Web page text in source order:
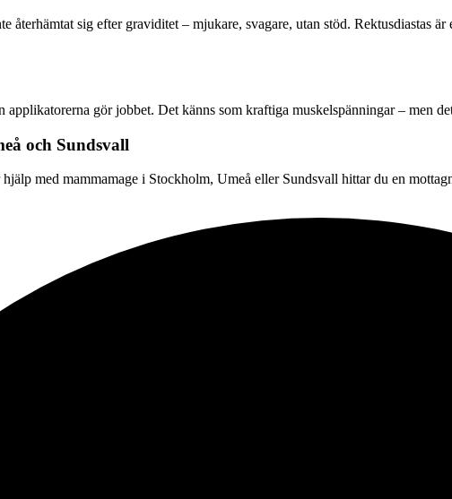
återhämtat sig efter graviditet – mjukare, svagare, utan stöd. Rektusdiastas
gör jobbet. Det känns som kraftiga muskelspänningar – men
och Sundsvall
med mammamage i Stockholm, Umeå eller Sundsvall hittar du en